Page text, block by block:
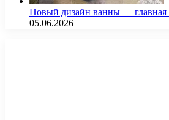
Новый дизайн ванны — главная
05.06.2026